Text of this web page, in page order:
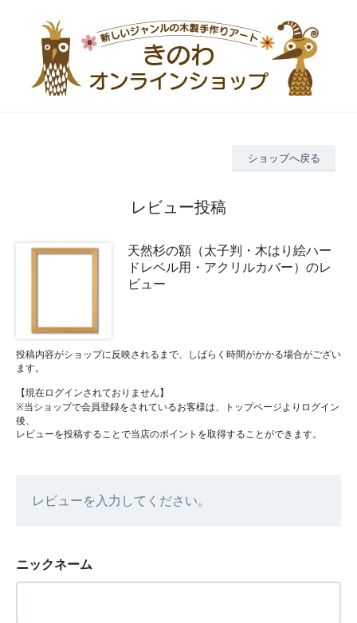
ショップへ戻る
レビュー投稿
天然杉の額（太子判・木はり絵ハー
ドレベル用・アクリルカバー）のレ
ビュー
投稿内容がショップに反映されるまで、しばらく時間がかかる場合がござい
ます。
【現在ログインされておりません】
※当ショップで会員登録をされているお客様は、トップページよりログイン
後、
レビューを投稿することで当店のポイントを取得することができます。
レビューを入力してください。
ニックネーム